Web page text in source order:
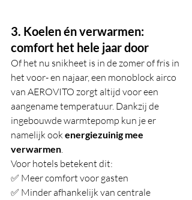
3. Koelen én verwarmen:
comfort het hele jaar door
Of het nu snikheet is in de zomer of fris in
het voor- en najaar, een monoblock airco
van AEROVITO zorgt altijd voor een
aangename temperatuur. Dankzij de
ingebouwde warmtepomp kun je er
namelijk ook energiezuinig mee
verwarmen.
Voor hotels betekent dit:
✅ Meer comfort voor gasten
✅ Minder afhankelijk van centrale